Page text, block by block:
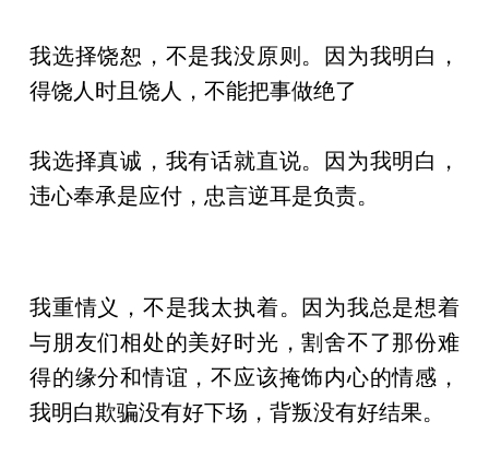
我选择饶恕，不是我没原则。因为我明白，
得饶人时且饶人，不能把事做绝了
我选择真诚，我有话就直说。因为我明白，
违心奉承是应付，忠言逆耳是负责。
我重情义，不是我太执着。因为我总是想着
与朋友们相处的美好时光，割舍不了那份难
得的缘分和情谊，不应该掩饰内心的情感，
我明白欺骗没有好下场，背叛没有好结果。